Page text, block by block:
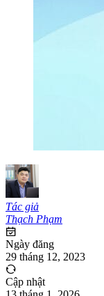
Tác giả
Thạch Phạm
Ngày đăng
29 tháng 12, 2023
Cập nhật